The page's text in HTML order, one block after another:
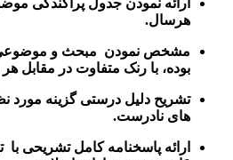
ارائه نمودن جدول پراکندگی
هرسال.
مشخص نمودن مبحث و
بوده، با رنک متفاوت در مقابل
تشریح دلیل درستی گزینه مورد
های نادرست.
ارائه پاسخنامه کامل تشریحی